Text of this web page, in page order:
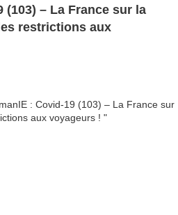
(103) – La France sur la
restrictions aux